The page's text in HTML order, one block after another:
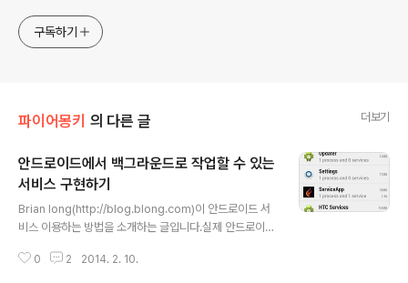
구독하기
파이어몽키 의 다른 글 더보기
안드로이드에서 백그라운드로 작업할 수 있는
서비스 구현하기
Brian long(http://blog.blong.com)이 안드로이드 서
비스 이용하는 방법을 소개하는 글입니다.실제 안드로이드
치 및 테스트 가능합니다. 아래의 링크를 참고하시면 안드
0 2 2014. 2. 10.